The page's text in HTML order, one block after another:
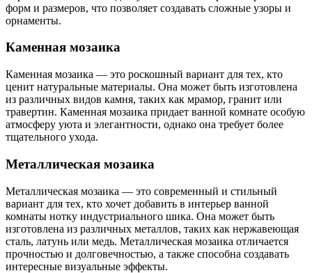
форм и размеров, что позволяет создавать сложные узоры и
орнаменты.
Каменная мозаика
Каменная мозаика — это роскошный вариант для тех, кто
ценит натуральные материалы. Она может быть изготовлена
из различных видов камня, таких как мрамор, гранит или
травертин. Каменная мозаика придает ванной комнате особую
атмосферу уюта и элегантности, однако она требует более
тщательного ухода.
Металлическая мозаика
Металлическая мозаика — это современный и стильный
вариант для тех, кто хочет добавить в интерьер ванной
комнаты нотку индустриального шика. Она может быть
изготовлена из различных металлов, таких как нержавеющая
сталь, латунь или медь. Металлическая мозаика отличается
прочностью и долговечностью, а также способна создавать
интересные визуальные эффекты.